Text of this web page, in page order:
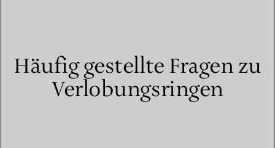
Häufig gestellte Fragen zu
Verlobungsringen